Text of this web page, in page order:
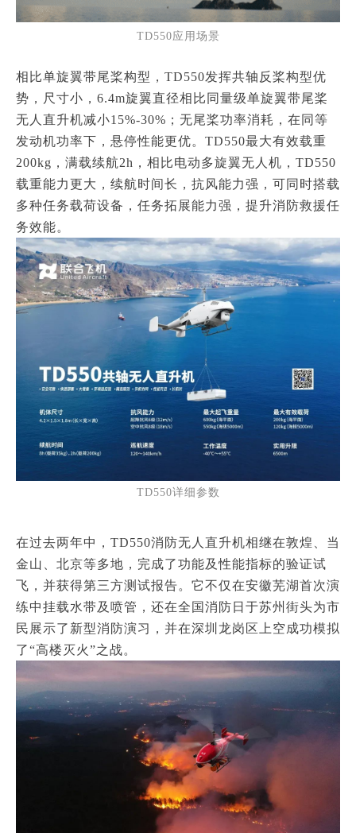
TD550应用场景
相比单旋翼带尾桨构型，TD550发挥共轴反桨构型优
势，尺寸小，6.4m旋翼直径相比同量级单旋翼带尾桨
无人直升机减小15%-30%；无尾桨功率消耗，在同等
发动机功率下，悬停性能更优。 TD550最大有效载重
200kg，满载续航2h，相比电动多旋翼无人机，TD550
载重能力更大，续航时间长，抗风能力强，可同时搭载
多种任务载荷设备，任务拓展能力强，提升消防救援任
务效能。
TD550详细参数
在过去两年中，TD550消防无人直升机相继在敦煌、当
金山、北京等多地，完成了功能及性能指标的验证试
飞，并获得第三方测试报告。 它不仅在安徽芜湖首次演
练中挂载水带及喷管，还在全国消防日于苏州街头为市
民展示了新型消防演习，并在深圳龙岗区上空成功模拟
了“高楼灭火”之战。